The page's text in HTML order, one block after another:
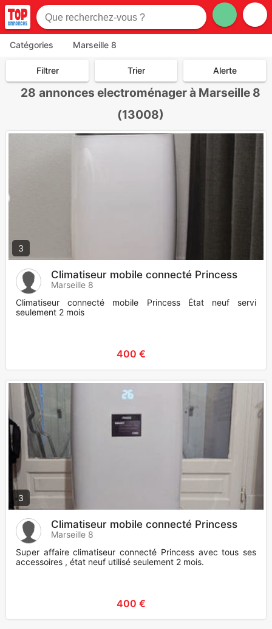
Catégories Marseille 8
Filtrer Trier Alerte
28 annonces electroménager à Marseille 8
(13008)
3
Climatiseur mobile connecté Princess
Marseille 8
Climatiseur connecté mobile Princess État neuf servi
seulement 2 mois
400 €
3
Climatiseur mobile connecté Princess
Marseille 8
Super affaire climatiseur connecté Princess avec tous ses
accessoires , état neuf utilisé seulement 2 mois.
400 €